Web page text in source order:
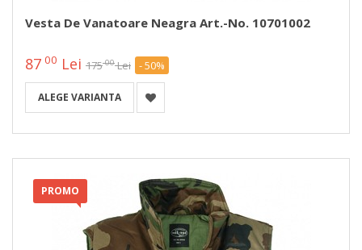
Vesta De Vanatoare Neagra Art.-No. 10701002
87 00 Lei 17500 Lei - 50%
ALEGE VARIANTA
PROMO